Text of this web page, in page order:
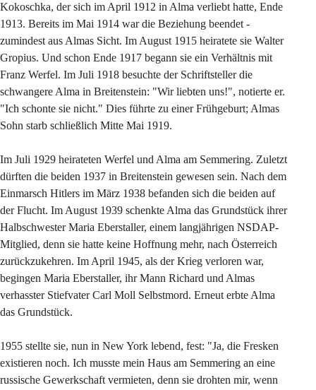
Kokoschka, der sich im April 1912 in Alma verliebt hatte, Ende
1913. Bereits im Mai 1914 war die Beziehung beendet -
zumindest aus Almas Sicht. Im August 1915 heiratete sie Walter
Gropius. Und schon Ende 1917 begann sie ein Verhältnis mit
Franz Werfel. Im Juli 1918 besuchte der Schriftsteller die
schwangere Alma in Breitenstein: "Wir liebten uns!", notierte er.
"Ich schonte sie nicht." Dies führte zu einer Frühgeburt; Almas
Sohn starb schließlich Mitte Mai 1919.
Im Juli 1929 heirateten Werfel und Alma am Semmering. Zuletzt
dürften die beiden 1937 in Breitenstein gewesen sein. Nach dem
Einmarsch Hitlers im März 1938 befanden sich die beiden auf
der Flucht. Im August 1939 schenkte Alma das Grundstück ihrer
Halbschwester Maria Eberstaller, einem langjährigen NSDAP-
Mitglied, denn sie hatte keine Hoffnung mehr, nach Österreich
zurückzukehren. Im April 1945, als der Krieg verloren war,
begingen Maria Eberstaller, ihr Mann Richard und Almas
verhasster Stiefvater Carl Moll Selbstmord. Erneut erbte Alma
das Grundstück.
1955 stellte sie, nun in New York lebend, fest: "Ja, die Fresken
existieren noch. Ich musste mein Haus am Semmering an eine
russische Gewerkschaft vermieten, denn sie drohten mir, wenn